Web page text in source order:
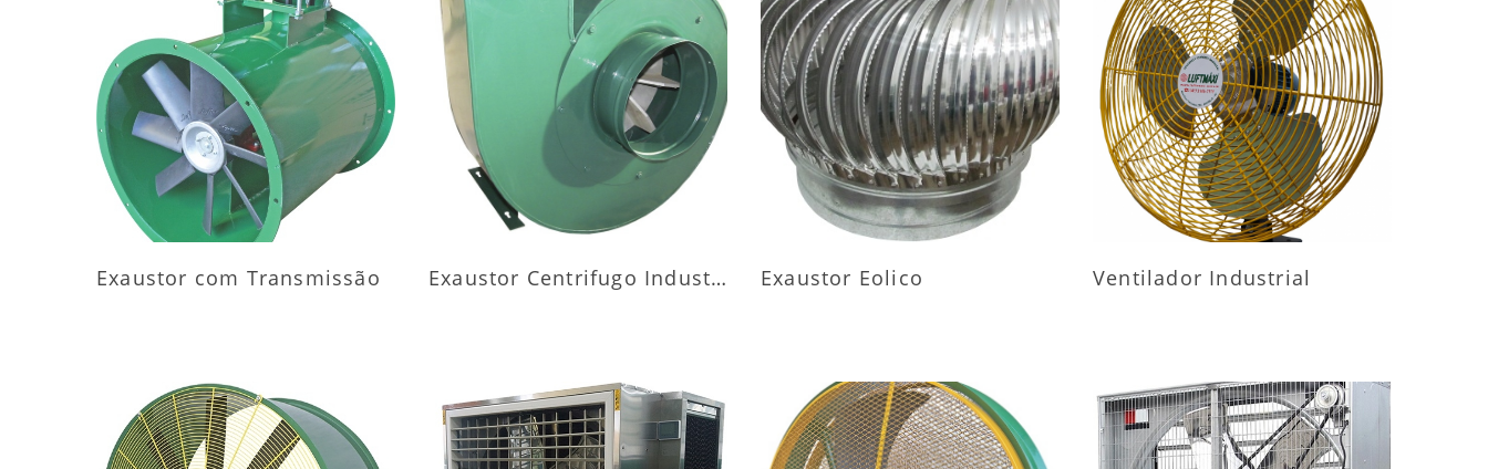
MAIS INFORMAÇÕES
Exaustor com Transmissão
MAIS INFORMAÇÕES
Exaustor Centrifugo Industrial
MAIS INFORMAÇÕES
Exaustor Eolico
MAIS INFORMAÇÕES
Ventilador Industrial